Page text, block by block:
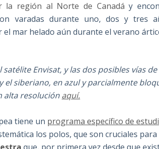
la región al Norte de Canadá y
varadas durante uno, dos y tres
mar helado aún durante el verano
Envisat, y las dos posibles vías
el siberiano, en azul y parcialmente
alta resolución aquí.
tiene un programa específico de
los polos, que son cruciales